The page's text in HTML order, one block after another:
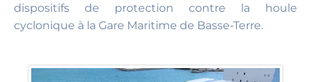
dispositifs de protection contre la houle
cyclonique à la Gare Maritime de Basse-Terre.